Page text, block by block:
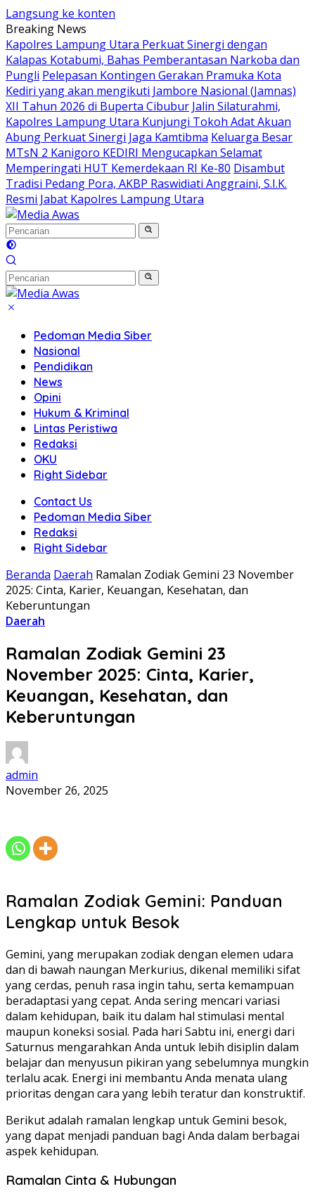
Langsung ke konten
Breaking News
Kapolres Lampung Utara Perkuat Sinergi dengan
Kalapas Kotabumi, Bahas Pemberantasan Narkoba dan
Pungli Pelepasan Kontingen Gerakan Pramuka Kota
Kediri yang akan mengikuti Jambore Nasional (Jamnas)
XII Tahun 2026 di Buperta Cibubur Jalin Silaturahmi,
Kapolres Lampung Utara Kunjungi Tokoh Adat Akuan
Abung Perkuat Sinergi Jaga Kamtibma Keluarga Besar
MTsN 2 Kanigoro KEDIRI Mengucapkan Selamat
Memperingati HUT Kemerdekaan RI Ke-80 Disambut
Tradisi Pedang Pora, AKBP Raswidiati Anggraini, S.I.K.
Resmi Jabat Kapolres Lampung Utara
Pedoman Media Siber
Nasional
Pendidikan
News
Opini
Hukum & Kriminal
Lintas Peristiwa
Redaksi
OKU
Right Sidebar
Contact Us
Pedoman Media Siber
Redaksi
Right Sidebar
Beranda Daerah Ramalan Zodiak Gemini 23 November
2025: Cinta, Karier, Keuangan, Kesehatan, dan
Keberuntungan
Daerah
Ramalan Zodiak Gemini 23
November 2025: Cinta, Karier,
Keuangan, Kesehatan, dan
Keberuntungan
admin
November 26, 2025
Ramalan Zodiak Gemini: Panduan
Lengkap untuk Besok
Gemini, yang merupakan zodiak dengan elemen udara
dan di bawah naungan Merkurius, dikenal memiliki sifat
yang cerdas, penuh rasa ingin tahu, serta kemampuan
beradaptasi yang cepat. Anda sering mencari variasi
dalam kehidupan, baik itu dalam hal stimulasi mental
maupun koneksi sosial. Pada hari Sabtu ini, energi dari
Saturnus mengarahkan Anda untuk lebih disiplin dalam
belajar dan menyusun pikiran yang sebelumnya mungkin
terlalu acak. Energi ini membantu Anda menata ulang
prioritas dengan cara yang lebih teratur dan konstruktif.
Berikut adalah ramalan lengkap untuk Gemini besok,
yang dapat menjadi panduan bagi Anda dalam berbagai
aspek kehidupan.
Ramalan Cinta & Hubungan